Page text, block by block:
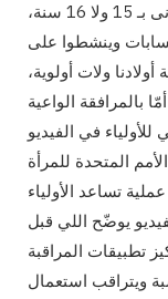
أستراليا وفرنسا والدنمارك حدّدوا السنّ الأدنى بـ 15 ولا 16 سنة،
وينشطوا على
ولات أولوية،
الواعية
في الفيديو
المتحدة للمرأة
تساعد الأولياء
يوضّح اللي قبل
تطبيقات المراقبة
ويتراقب استعمال